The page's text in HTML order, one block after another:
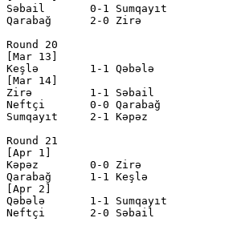
Səbail       0-1 Sumqayıt
Qarabağ      2-0 Zirə
Round 20
[Mar 13]
Keşlə        1-1 Qəbələ
[Mar 14]
Zirə         1-1 Səbail
Neftçi       0-0 Qarabağ
Sumqayıt     2-1 Kəpəz
Round 21
[Apr 1]
Kəpəz        0-0 Zirə
Qarabağ      1-1 Keşlə
[Apr 2]
Qəbələ       1-1 Sumqayıt
Neftçi       2-0 Səbail